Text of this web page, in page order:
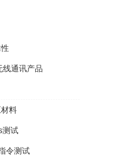
线通讯产品
料
测试
令测试